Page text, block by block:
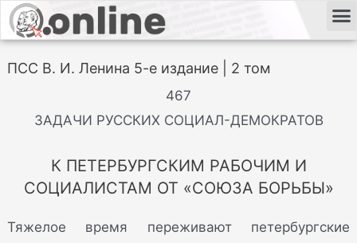
ПСС В. И. Ленина 5-е издание | 2 том
467
ЗАДАЧИ РУССКИХ СОЦИАЛ-ДЕМОКРАТОВ
К ПЕТЕРБУРГСКИМ РАБОЧИМ И
СОЦИАЛИСТАМ ОТ «СОЮЗА БОРЬБЫ»
Тяжелое время переживают петербургские